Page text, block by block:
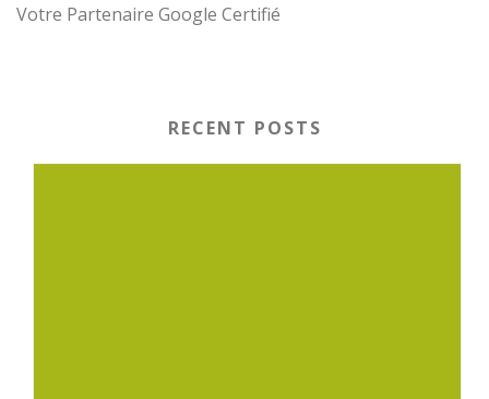
Votre Partenaire Google Certifié
RECENT POSTS